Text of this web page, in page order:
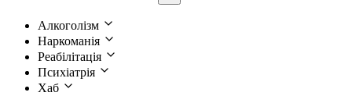
Алкоголізм
Наркоманія
Реабілітація
Психіатрія
Хаб